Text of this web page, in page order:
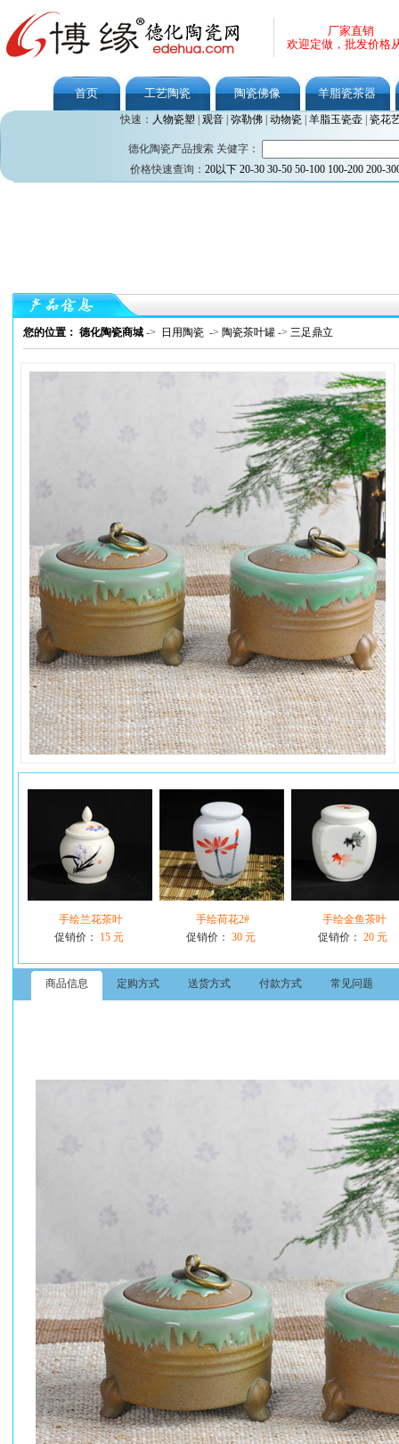
厂家直销
欢迎定做，批发价格
首页 工艺陶瓷 陶瓷佛像 羊脂瓷茶器
快速： 人物瓷塑 观音| 弥勒佛| 动物瓷| 羊脂玉瓷壶| 瓷花
德化陶瓷产品搜索 关健字：
价格快速查询： 20以下 20-30 30-50 50-100 100-200 200-
您的位置： 德化陶瓷商城 -> 日用陶瓷 -> 陶瓷茶叶罐 -> 三足鼎立
手绘兰花茶叶
促销价：
15 元
手绘荷花2#
促销价： 30 元
手绘金鱼茶叶
促销价： 20 元
商品信息 定购方式 送货方式 付款方式 常见问题